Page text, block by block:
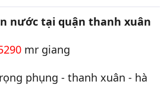
nước tại quận thanh xuân
mr giang
phụng - thanh xuân - hà